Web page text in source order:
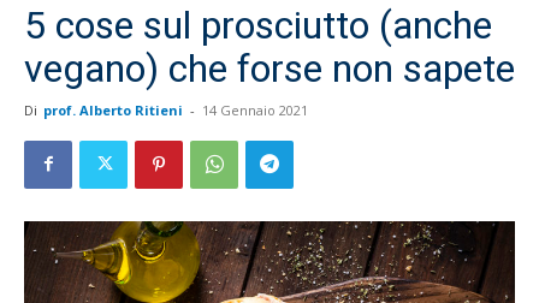
5 cose sul prosciutto (anche
vegano) che forse non sapete
Di prof. Alberto Ritieni - 14 Gennaio 2021